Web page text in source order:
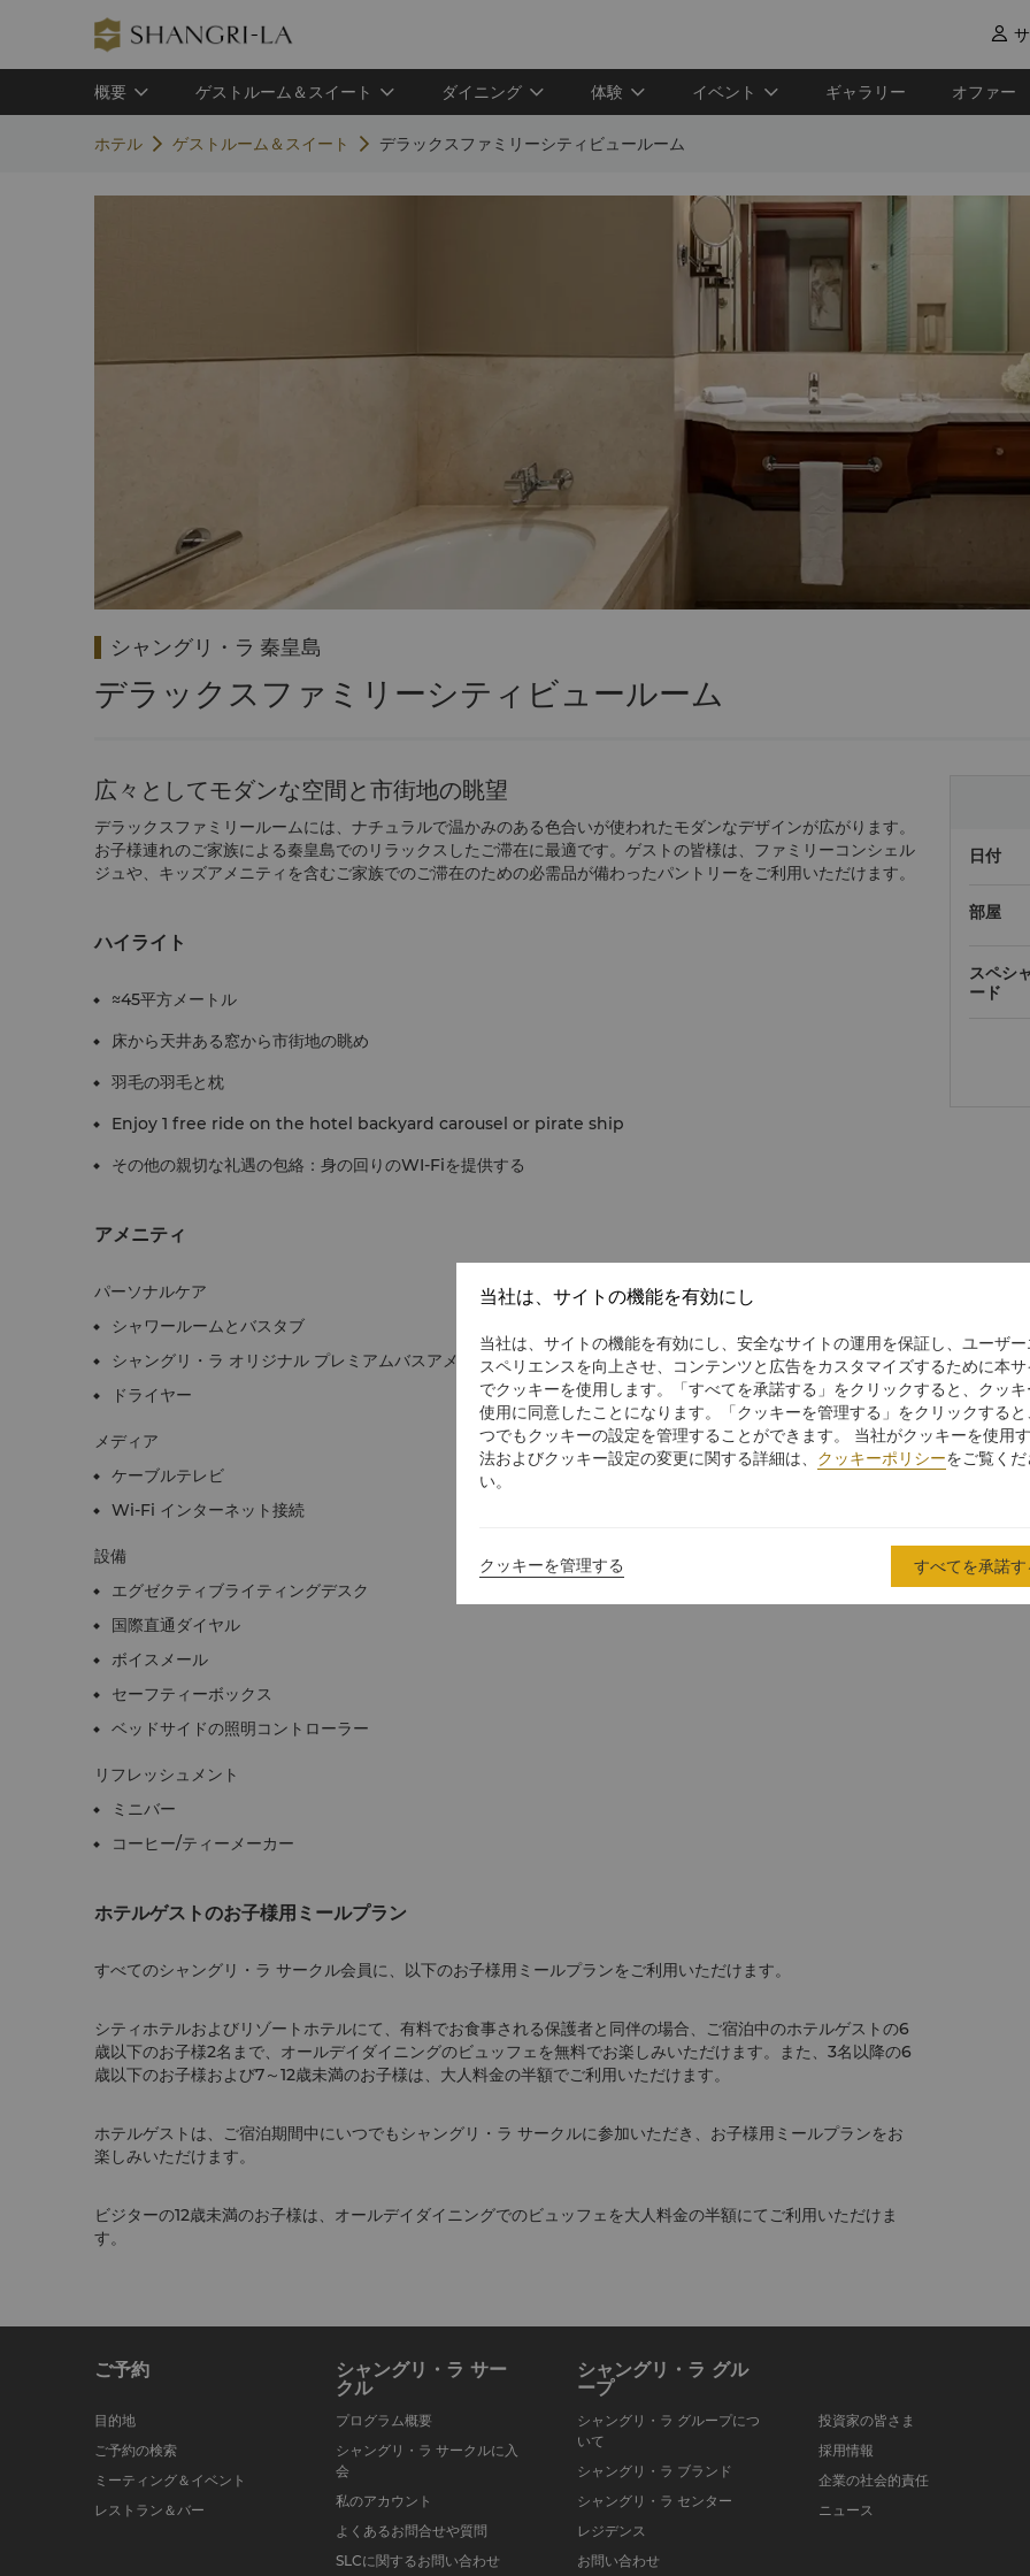

概要 ゲストルーム＆スイート ダイニング 体験 イベント ギャラリー オファー
ホテル ゲストルーム＆スイート デラックスファミリーシティビュールーム
シャングリ・ラ 秦皇島
デラックスファミリーシティビュールーム
広々としてモダンな空間と市街地の眺望
デラックスファミリールームには、ナチュラルで温かみのある色合いが使われたモダンなデザインが広がります。
お子様連れのご家族による秦皇島でのリラックスしたご滞在に最適です。ゲストの皆様は、ファミリーコンシェル
ジュや、 キッズアメニティを含むご家族でのご滞在のための必需品が備わったパントリーをご利用いただけます。
ハイライト
≈45平方メートル
床から天井ある窓から市街地の眺め
羽毛の羽毛と枕
Enjoy 1 free ride on the hotel backyard carousel or pirate ship
その他の親切な礼遇の包絡：身の回りのWI-Fiを提供する
アメニティ
パーソナルケア
シャワールームとバスタブ
シャングリ・ラ オリジナル プレミアムバスアメニティ
ドライヤー
メディア
ケーブルテレビ
Wi-Fi インターネット接続
設備
エグゼクティブライティングデスク
国際直通ダイヤル
ボイスメール
セーフティーボックス
ベッドサイドの照明コントローラー
リフレッシュメント
ミニバー
コーヒー/ティーメーカー
ホテルゲストのお子様用ミールプラン
すべてのシャングリ・ラ サークル会員に、以下のお子様用ミールプランをご利用いただけます。
シティホテルおよびリゾートホテルにて、有料でお食事される保護者と同伴の場合、ご宿泊中のホテルゲストの6
歳以下のお子様2名まで、オールデイダイニングのビュッフェを無料でお楽しみいただけます。また、3名以降の6
歳以下のお子様および7～12歳未満のお子様は、大人料金の半額でご利用いただけます。
ホテルゲストは、ご宿泊期間中にいつでもシャングリ・ラ サークルに参加いただき、お子様用ミールプランをお
楽しみいただけます。
ビジターの12歳未満のお子様は、オールデイダイニングでのビュッフェを大人料金の半額にてご利用いただけま
す。
日付
部屋
スペシ
ード
ご予約
目的地
ご予約の検索
ミーティング＆イベント
レストラン＆バー
シャングリ・ラ サー
クル
プログラム概要
シャングリ・ラ サークルに入
会
私のアカウント
よくあるお問合せや質問
SLCに関するお問い合わせ
シャングリ・ラ グル
ープ
シャングリ・ラ グループにつ
いて
シャングリ・ラ ブランド
シャングリ・ラ センター
レジデンス
お問い合わせ
投資家の皆さま
採用情報
企業の社会的責任
ニュース
当社は、サイトの機能を有効にし
当社は、サイトの機能を有効にし、安全なサイトの運用を保証し、ユーザ
スペリエンスを向上させ、コンテンツと広告をカスタマイズするために本
でクッキーを使用します。「すべてを承諾する」をクリックすると、クッ
使用に同意したことになります。「クッキーを管理する」をクリックする
つでもクッキーの設定を管理することができます。 当社がクッキーを使用
法およびクッキー設定の変更に関する詳細は、 クッキーポリシーをご覧く
い。
クッキーを管理する すべてを承諾す